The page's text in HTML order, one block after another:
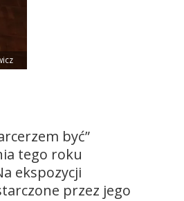
być”
tego roku
ekspozycji
przez jego